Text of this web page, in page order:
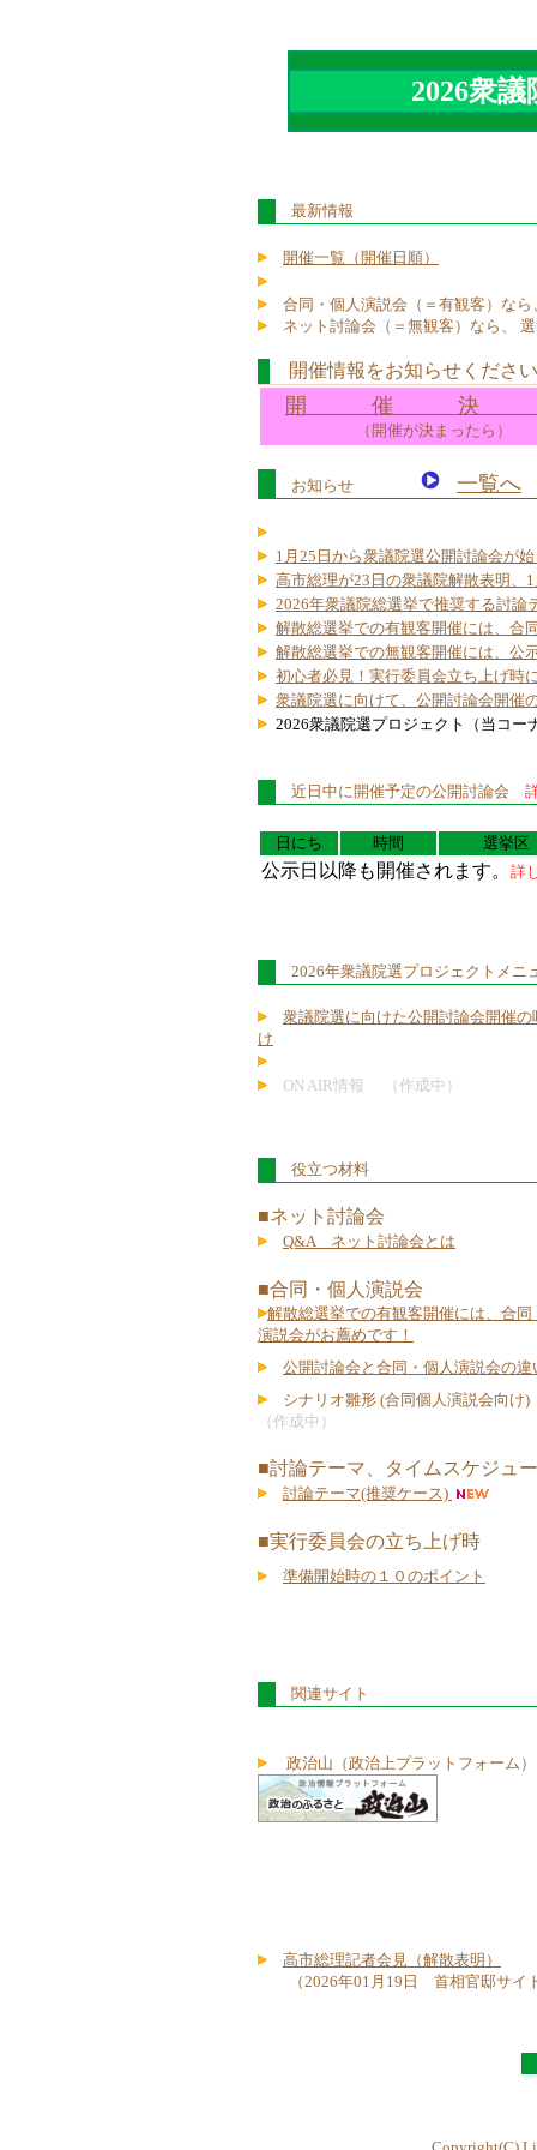
2026衆
最新情報
開催一覧（開催日順）
合同・個人演説会（＝有観客）な
ネット討論会（＝無観客）なら、
開催情報をお知らせくださ
開 催 決
（開催が決まったら）
お知らせ 一覧へ
1月25日から衆議院選公開討論会が
高市総理が23日の衆議院解散表明、
2026年衆議院総選挙で推奨する討論
解散総選挙での有観客開催には、
解散総選挙での無観客開催には、
初心者必見！実行委員会立ち上げ時
衆議院選に向けて、公開討論会開
2026衆議院選プロジェクト（当コ
近日中に開催予定の公開討論会
日にち 時間 選挙区
公示日以降も開催されます。 詳
2026年衆議院選プロジェクトメニ
衆議院選に向けた公開討論会開催の
け
ON AIR情報 （作成中）
役立つ材料
■ネット討論会
Q&A ネット討論会とは
■合同・個人演説会
解散総選挙での有観客開催には、合同
演説会がお薦めです！
公開討論会と合同・個人演説会の違
シナリオ雛形 (合同個人演説会向
（作成中）
■討論テーマ、タイムスケジュ
討論テーマ(推奨ケース)
■実行委員会の立ち上げ時
準備開始時の１０のポイント
関連サイト
政治山（政治上プラットフォーム）
高市総理記者会見（解散表明）
（2026年01月19日 首相官邸サイ